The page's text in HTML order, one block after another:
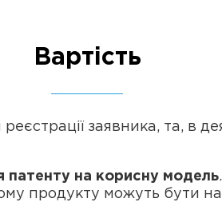
Вартість
реєстрації заявника, та, в
патенту на корисну модель
продукту можуть бути